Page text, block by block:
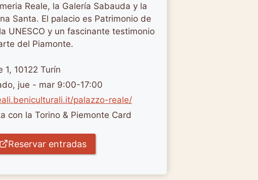
Reale, la Galería Sabauda y la
Santa. El palacio es Patrimonio de
UNESCO y un fascinante testimonio
del Piamonte.
1, 10122 Turín
jue - mar 9:00-17:00
palazzo-reale/
con la Torino & Piemonte Card
Reservar entradas